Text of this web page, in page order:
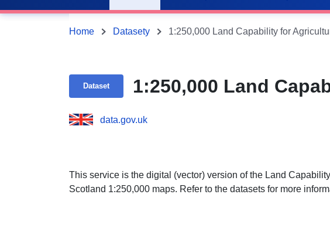
Home Datasety 1:250,000 Land Capability for
Dataset 1:250,000 Land
data.gov.uk
This service is the digital (vector) version of the Land
Scotland 1:250,000 maps. Refer to the datasets for more